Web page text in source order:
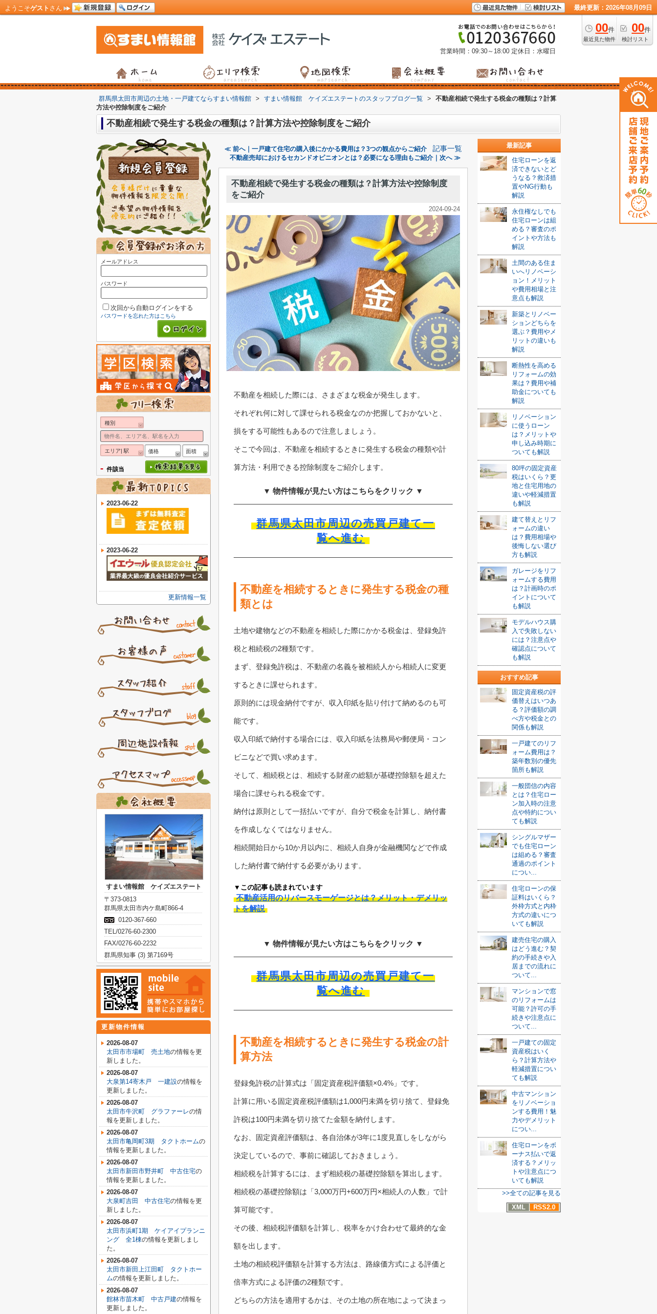
ようこそゲスト さん 最終更新：2026年08月09日
00件
最近見た物件
00件
検討リスト
営業時間：09:30～18:00 定休日：水曜日
群馬県太田市周辺の土地・一戸建てならすまい情報館 > すまい情報館 ケイズエステートのスタッフブログ一覧 >
不動産相続で発生する税金の種類は？計算
方法や控除制度をご紹介
不動産相続で発生する税金の種類は？計算方法や控除制度をご紹介
≪ 前へ｜一戸建て住宅の購入後にかかる費用は？3つの観点からご紹介 記事一覧
不動産売却におけるセカンドオピニオンとは？必要になる理由もご紹介｜次へ ≫
不動産相続で発生する税金の種類は？計算方法や控除制度
をご紹介
2024-09-24
不動産を相続した際には、さまざまな税金が発生します。
それぞれ何に対して課せられる税金なのか把握しておかないと、
損をする可能性もあるので注意しましょう。
そこで今回は、不動産を相続するときに発生する税金の種類や計
算方法・利用できる控除制度をご紹介します。
▼ 物件情報が見たい方はこちらをクリック ▼
群馬県太田市周辺の売買戸建て一
覧へ進む
不動産を相続するときに発生する税金の種
類とは
土地や建物などの不動産を相続した際にかかる税金は、登録免許
税と相続税の2種類です。
まず、登録免許税は、不動産の名義を被相続人から相続人に変更
するときに課せられます。
原則的には現金納付ですが、収入印紙を貼り付けて納めるのも可
能です。
収入印紙で納付する場合には、収入印紙を法務局や郵便局・コン
ビニなどで買い求めます。
そして、相続税とは、相続する財産の総額が基礎控除額を超えた
場合に課せられる税金です。
納付は原則として一括払いですが、自分で税金を計算し、納付書
を作成しなくてはなりません。
相続開始日から10か月以内に、相続人自身が金融機関などで作成
した納付書で納付する必要があります。
▼この記事も読まれています
不動産活用のリバースモーゲージとは？メリット・デメリッ
トを解説
▼ 物件情報が見たい方はこちらをクリック ▼
群馬県太田市周辺の売買戸建て一
覧へ進む
不動産を相続するときに発生する税金の計
算方法
登録免許税の計算式は「固定資産税評価額×0.4%」です。
計算に用いる固定資産税評価額は1,000円未満を切り捨て、登録免
許税は100円未満を切り捨てた金額を納付します。
なお、固定資産評価額は、各自治体が3年に1度見直しをしながら
決定しているので、事前に確認しておきましょう。
相続税を計算するには、まず相続税の基礎控除額を算出します。
相続税の基礎控除額は「3,000万円+600万円×相続人の人数」で計
算可能です。
その後、相続税評価額を計算し、税率をかけ合わせて最終的な金
額を出します。
土地の相続税評価額を計算する方法は、路線価方式による評価と
倍率方式による評価の2種類です。
どちらの方法を適用するかは、その土地の所在地によって決まっ
最新記事
住宅ローンを返
済できないとど
うなる？救済措
置やNG行動も
解説
永住権なしでも
住宅ローンは組
める？審査のポ
イントや方法も
解説
土間のある住ま
いへリノベーシ
ョン！メリット
や費用相場と注
意点も解説
新築とリノベー
ションどちらを
選ぶ？費用やメ
リットの違いも
解説
断熱性を高める
リフォームの効
果は？費用や補
助金についても
解説
リノベーション
に使うローン
は？メリットや
申し込み時期に
ついても解説
80坪の固定資産
税はいくら？更
地と住宅用地の
違いや軽減措置
も解説
建て替えとリフ
ォームの違い
は？費用相場や
後悔しない選び
方も解説
ガレージをリフ
ォームする費用
は？計画時のポ
イントについて
も解説
モデルハウス購
入で失敗しない
には？注意点や
確認点について
も解説
おすすめ記事
固定資産税の評
価替えはいつあ
る？評価額の調
べ方や税金との
関係も解説
一戸建てのリフ
ォーム費用は？
築年数別の優先
箇所も解説
一般団信の内容
とは？住宅ロー
ン加入時の注意
点や特約につい
ても解説
シングルマザー
でも住宅ローン
は組める？審査
通過のポイント
につい...
住宅ローンの保
証料はいくら？
外枠方式と内枠
方式の違いにつ
いても解説
建売住宅の購入
はどう進む？契
約の手続きや入
居までの流れに
ついて...
マンションで窓
のリフォームは
可能？許可の手
続きや注意点に
ついて...
一戸建ての固定
資産税はいく
ら？計算方法や
軽減措置につい
ても解説
中古マンション
をリノベーショ
ンする費用！魅
力やデメリット
につい...
住宅ローンをボ
ーナス払いで返
済する？メリッ
トや注意点につ
いても解説
>>全ての記事を見る
XML
RSS2.0
メールアドレス
パスワード
次回から自動ログインをする
パスワードを忘れた方はこちら
種別
エリア| 駅 価格 面積
- 件該当
2023-06-22
2023-06-22
更新情報一覧
すまい情報館 ケイズエステート
〒373-0813
群馬県太田市内ケ島町866-4
0120-367-660
TEL/0276-60-2300
FAX/0276-60-2232
群馬県知事 (3) 第7169号
更新物件情報
2026-08-07
太田市市場町 売土地の情報を更
新しました。
2026-08-07
大泉第14寄木戸 一建設の情報を
更新しました。
2026-08-07
太田市牛沢町 グラファーレの情
報を更新しました。
2026-08-07
太田市亀岡町3期 タクトホームの
情報を更新しました。
2026-08-07
太田市新田市野井町 中古住宅の
情報を更新しました。
2026-08-07
大泉町吉田 中古住宅の情報を更
新しました。
2026-08-07
太田市浜町1期 ケイアイプランニ
ング 全1棟の情報を更新しまし
た。
2026-08-07
太田市新田上江田町 タクトホー
ムの情報を更新しました。
2026-08-07
館林市苗木町 中古戸建の情報を
更新しました。